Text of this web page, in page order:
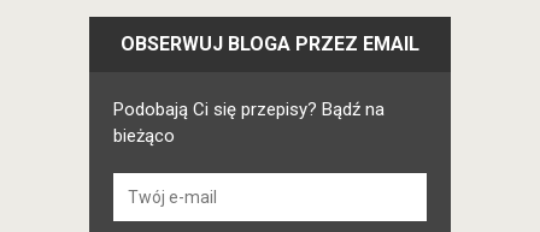
OBSERWUJ BLOGA PRZEZ EMAIL
Podobają Ci się przepisy? Bądź na
bieżąco